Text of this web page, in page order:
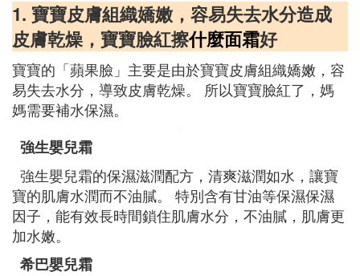
1. 寶寶皮膚組織嬌嫩，容易失去水分造成
皮膚乾燥，寶寶臉紅擦什麼面霜好
寶寶的「蘋果臉」主要是由於寶寶皮膚組織嬌嫩，容
易失去水分，導致皮膚乾燥。 所以寶寶臉紅了，媽
媽需要補水保濕。
強生嬰兒霜
強生嬰兒霜的保濕滋潤配方，清爽滋潤如水，讓寶
寶的肌膚水潤而不油膩。 特別含有甘油等保濕保濕
因子，能有效長時間鎖住肌膚水分，不油膩，肌膚更
加水嫩。
希巴嬰兒霜